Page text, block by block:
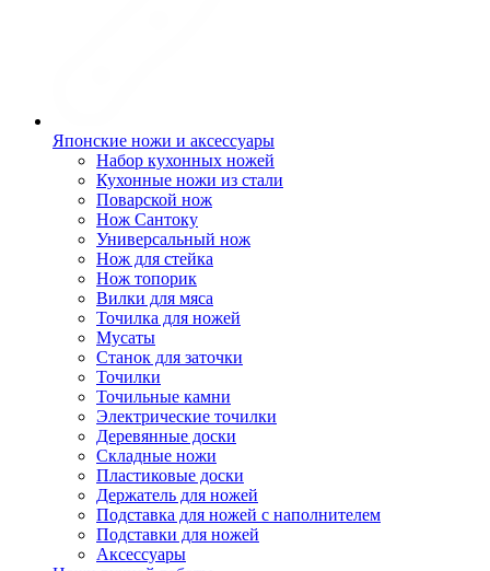
Японские ножи и аксессуары
Набор кухонных ножей
Кухонные ножи из стали
Поварской нож
Нож Сантоку
Универсальный нож
Нож для стейка
Нож топорик
Вилки для мяса
Точилка для ножей
Мусаты
Станок для заточки
Точилки
Точильные камни
Электрические точилки
Деревянные доски
Складные ножи
Пластиковые доски
Держатель для ножей
Подставка для ножей с наполнителем
Подставки для ножей
Аксессуары